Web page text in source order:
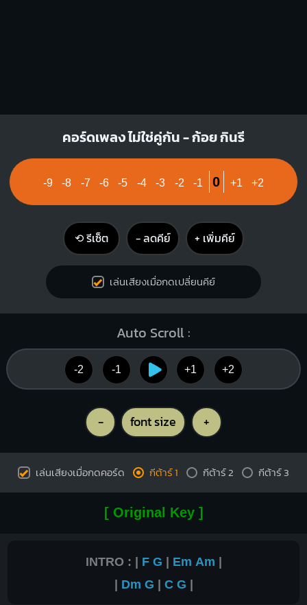
คอร์ดเพลง ไม่ใช่คู่กัน - ก้อย กินรี
-9 -8 -7 -6 -5 -4 -3 -2 -1 0 +1 +2
⟲ รีเซ็ต − ลดคีย์ + เพิ่มคีย์
เล่นเสียงเมื่อกดเปลี่ยนคีย์
Auto Scroll :
-2 -1 +1 +2
- font size +
เล่นเสียงเมื่อกดคอร์ด กีต้าร์ 1 กีต้าร์ 2 กีต้าร์ 3
[ Original Key ]
INTRO : | F G | Em Am |
| Dm G | C G |